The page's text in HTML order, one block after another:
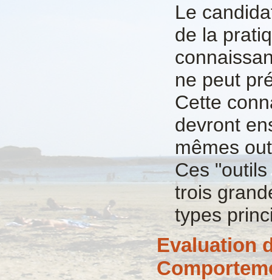
Le
de la
ne peut
Cette
devront
mêmes
Ces
trois
types
Evaluation